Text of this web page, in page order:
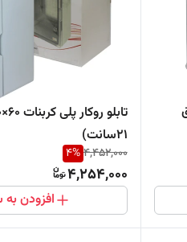
۲۱سانت)
4,452,000
4%
4,254,000
افزودن